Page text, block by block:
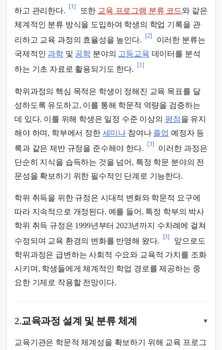
하고 관리한다.
[1]
또한 교육 프로그램 분류 코드와 같은
체계적인 분류 방식을 도입하여 학생의 학업 기록을 관
리하고 교육 과정의 효율성을 높인다.
[2]
이러한 분류는
국제적인 과학및 공학 분야의 고등교육 데이터를 분석
하는 기초 자료로 활용되기도 한다.
[1]
학위과정의 핵심 목적은 학생이 정해진 교육 목표를 달
성하도록 유도하고, 이를 통해 학문적 역량을 검증하는
데 있다. 이를 위해 학생은 일정 수준 이상의 평점을 유지
해야 하며, 학부에서 정한 세미나 참여나 졸업 예정자 등
록과 같은 제반 규정을 준수해야 한다.
[3]
이러한 과정은
단순히 지식을 습득하는 것을 넘어, 특정 학문 분야의 전
문성을 확보하기 위한 필수적인 단계로 기능한다.
학위 취득을 위한 규정은 시대적 변화와 학문적 요구에
따라 지속적으로 개정된다. 예를 들어, 특정 학부의 박사
학위 취득 규정은 1999년부터 2023년까지 수차례에 걸쳐
수정되며 교육 환경의 변화를 반영해 왔다.
[3]
앞으로도
학위과정은 급변하는 사회적 수요와 교육적 가치를 조화
시키며, 학생들에게 체계적인 학업 경로를 제공하는 중
요한 기제로 작용할 전망이다.
2.교육과정 설계 및 분류 체계 ▾
교육기관은 학문적 체계성을 확보하기 위해 교육 프로그